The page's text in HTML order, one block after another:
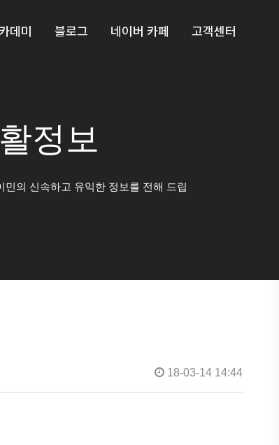
데미 블로그 네이버 카페 고객센터
정보
민의 신속하고 유익한 정보를 전해 드립
18-03-14 14:44